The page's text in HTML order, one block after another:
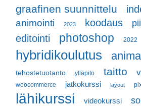
graafinen suunnittelu
animointi 2023 koodaus
editointi photoshop 2022
hybridikoulutus
tehostetuotanto ylläpito taitto
woocommerce jatkokurssi layout
lähikurssi videokurssi